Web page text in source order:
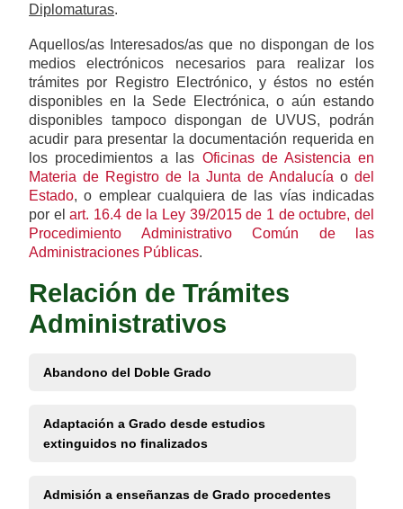
Diplomaturas.
Aquellos/as Interesados/as que no dispongan de los
medios electrónicos necesarios para realizar los
trámites por Registro Electrónico, y éstos no estén
disponibles en la Sede Electrónica, o aún estando
disponibles tampoco dispongan de UVUS, podrán
acudir para presentar la documentación requerida en
los procedimientos a las Oficinas de Asistencia en
Materia de Registro de la Junta de Andalucía o del
Estado, o emplear cualquiera de las vías indicadas
por el art. 16.4 de la Ley 39/2015 de 1 de octubre, del
Procedimiento Administrativo Común de las
Administraciones Públicas.
Relación de Trámites
Administrativos
Abandono del Doble Grado
Adaptación a Grado desde estudios
extinguidos no finalizados
Admisión a enseñanzas de Grado procedentes